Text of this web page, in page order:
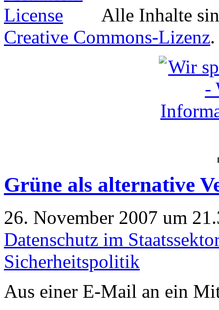
Alle Inhalte
Creative Commons-Lizenz.
Grüne als alternative
26. November 2007 um
Datenschutz im Staatssektor
Sicherheitspolitik
Aus einer E-Mail an ein